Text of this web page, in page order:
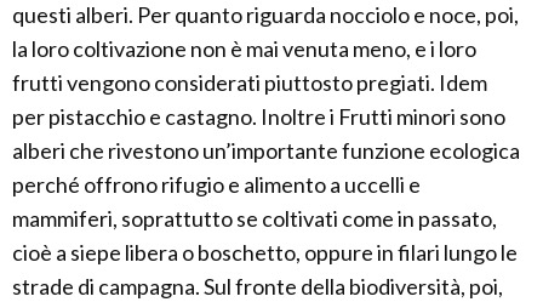
questi alberi. Per quanto riguarda nocciolo e noce, poi,
la loro coltivazione non è mai venuta meno, e i loro
frutti vengono considerati piuttosto pregiati. Idem
per pistacchio e castagno. Inoltre i Frutti minori sono
alberi che rivestono un’importante funzione ecologica
perché offrono rifugio e alimento a uccelli e
mammiferi, soprattutto se coltivati come in passato,
cioè a siepe libera o boschetto, oppure in filari lungo le
strade di campagna. Sul fronte della biodiversità, poi,